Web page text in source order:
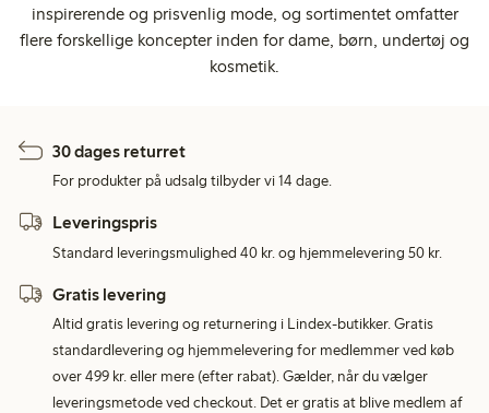
inspirerende og prisvenlig mode, og sortimentet omfatter
flere forskellige koncepter inden for dame, børn, undertøj og
kosmetik.
30 dages returret
For produkter på udsalg tilbyder vi 14 dage.
Leveringspris
Standard leveringsmulighed 40 kr. og hjemmelevering 50 kr.
Gratis levering
Altid gratis levering og returnering i Lindex-butikker. Gratis
standardlevering og hjemmelevering for medlemmer ved køb
over 499 kr. eller mere (efter rabat). Gælder, når du vælger
leveringsmetode ved checkout. Det er gratis at blive medlem af